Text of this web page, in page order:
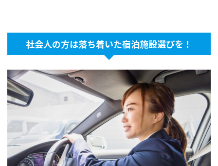
社会人の方は落ち着いた宿泊施設選びを！